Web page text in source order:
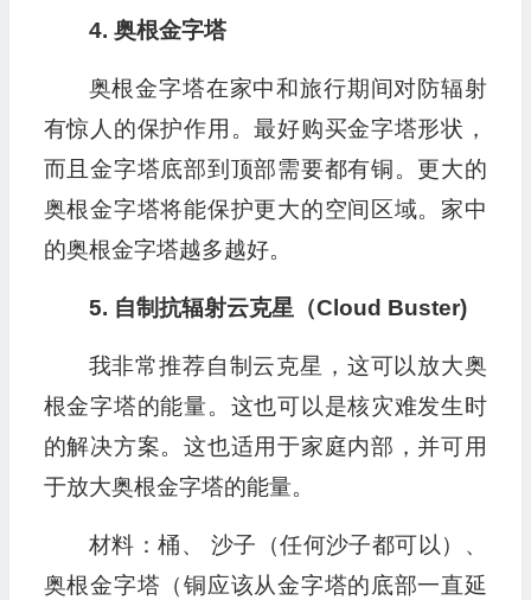
4. 奥根金字塔
奥根金字塔在家中和旅行期间对防辐射
有惊人的保护作用。最好购买金字塔形状，
而且金字塔底部到顶部需要都有铜。更大的
奥根金字塔将能保护更大的空间区域。家中
的奥根金字塔越多越好。
5. 自制抗辐射云克星（Cloud Buster)
我非常推荐自制云克星，这可以放大奥
根金字塔的能量。这也可以是核灾难发生时
的解决方案。这也适用于家庭内部，并可用
于放大奥根金字塔的能量。
材料：桶、 沙子（任何沙子都可以）、
奥根金字塔（铜应该从金字塔的底部一直延